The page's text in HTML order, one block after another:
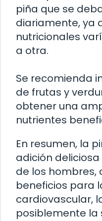
piña que se
diariamente, ya
nutricionales
a otra.
Se recomienda
de frutas y
obtener una
nutrientes
En resumen, la
adición
de los hombres,
beneficios para
cardiovascular,
posiblemente la